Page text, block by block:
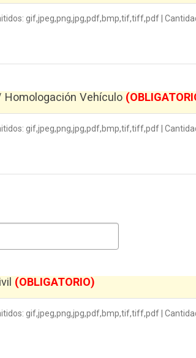
gif,jpeg,png,jpg,pdf,bmp,tif,tiff,pdf |
Vehículo
gif,jpeg,png,jpg,pdf,bmp,tif,tiff,pdf |
(OBLIGATORIO)
gif,jpeg,png,jpg,pdf,bmp,tif,tiff,pdf |